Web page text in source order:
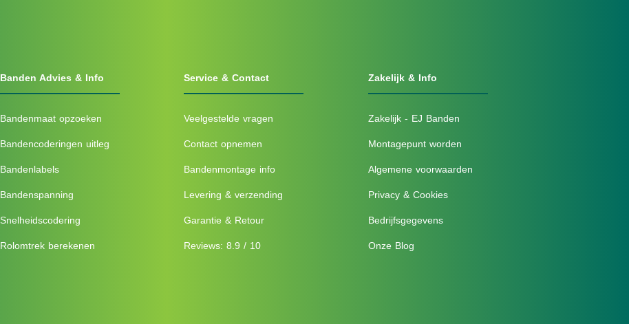
Banden Advies & Info
Bandenmaat opzoeken
Bandencoderingen uitleg
Bandenlabels
Bandenspanning
Snelheidscodering
Rolomtrek berekenen
Service & Contact
Veelgestelde vragen
Contact opnemen
Bandenmontage info
Levering & verzending
Garantie & Retour
Reviews: 8.9 / 10
Zakelijk & Info
Zakelijk - EJ Banden
Montagepunt worden
Algemene voorwaarden
Privacy & Cookies
Bedrijfsgegevens
Onze Blog